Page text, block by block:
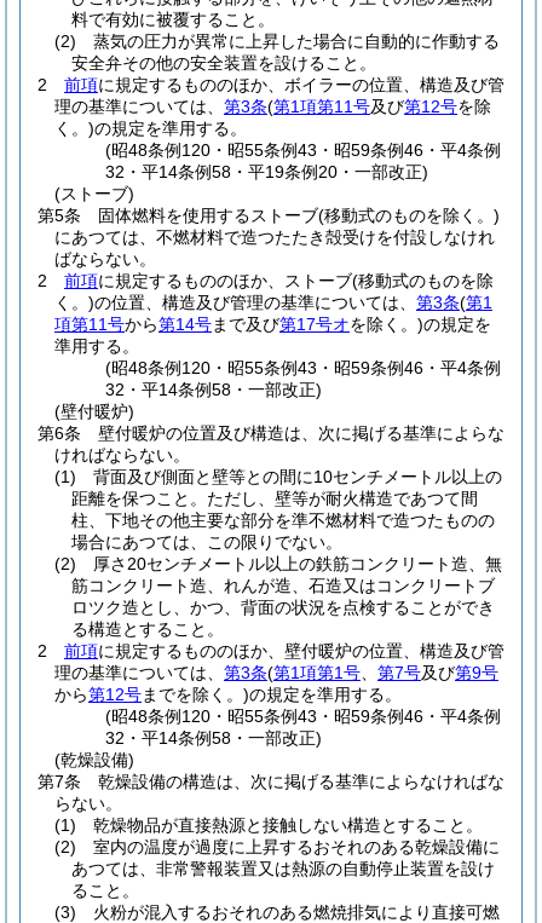
料で有効に被覆すること。
(2)
蒸気の圧力が異常に上昇した場合に自動的に作動する
安全弁その他の安全装置を設けること。
2
前項に規定するもののほか、ボイラーの位置、構造及び管
理の基準については、 第3条(第1項第11号及び第12号を除
く。)の規定を準用する。
(昭48条例120・昭55条例43・昭59条例46・平4条例
32・平14条例58・平19条例20・一部改正)
(ストーブ)
第5条
固体燃料を使用するストーブ(移動式のものを除く。)
にあつては、不燃材料で造つたたき殻受けを付設しなけれ
ばならない。
2
前項に規定するもののほか、ストーブ(移動式のものを除
く。)の位置、構造及び管理の基準については、 第3条(第1
項第11号から第14号まで及び第17号オを除く。)の規定を
準用する。
(昭48条例120・昭55条例43・昭59条例46・平4条例
32・平14条例58・一部改正)
(壁付暖炉)
第6条
壁付暖炉の位置及び構造は、次に掲げる基準によらな
ければならない。
(1)
背面及び側面と壁等との間に10センチメートル以上の
距離を保つこと。 ただし、壁等が耐火構造であつて間
柱、下地その他主要な部分を準不燃材料で造つたものの
場合にあつては、この限りでない。
(2)
厚さ20センチメートル以上の鉄筋コンクリート造、無
筋コンクリート造、れんが造、石造又はコンクリートブ
ロツク造とし、かつ、背面の状況を点検することができ
る構造とすること。
2
前項に規定するもののほか、壁付暖炉の位置、構造及び管
理の基準については、 第3条(第1項第1号 第7号及び第9号
から第12号までを除く。)の規定を準用する。
(昭48条例120・昭55条例43・昭59条例46・平4条例
32・平14条例58・一部改正)
(乾燥設備)
第7条
乾燥設備の構造は、次に掲げる基準によらなければな
らない。
(1)
乾燥物品が直接熱源と接触しない構造とすること。
(2)
室内の温度が過度に上昇するおそれのある乾燥設備に
あつては、非常警報装置又は熱源の自動停止装置を設け
ること。
(3)
火粉が混入するおそれのある燃焼排気により直接可燃